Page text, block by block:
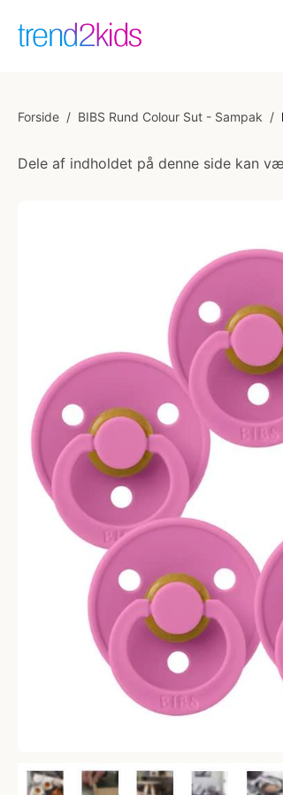
Forside / BIBS Rund Colour Sut - Sampak /
Dele af indholdet på denne side kan